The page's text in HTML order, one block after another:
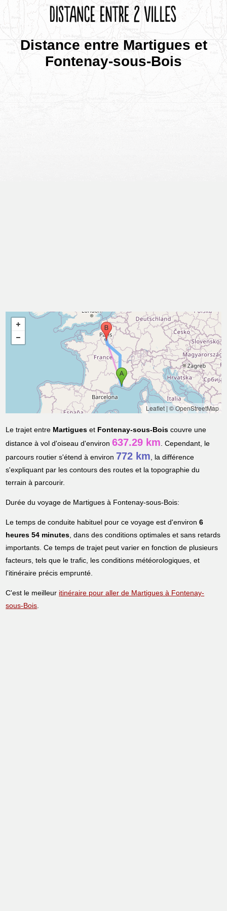
Distance entre Martigues et
Fontenay-sous-Bois
Leaflet|© OpenStreetMap
Le trajet entre Martigues et Fontenay-sous-Bois couvre une
distance à vol d'oiseau d'environ637.29 km. Cependant, le
parcours routier s'étend à environ 772 km, la différence
s'expliquant par les contours des routes et la topographie du
terrain à parcourir.
Durée du voyage de Martigues à Fontenay-sous-Bois:
Le temps de conduite habituel pour ce voyage est d'environ6
heures 54 minutes, dans des conditions optimales et sans retards
importants. Ce temps de trajet peut varier en fonction de plusieurs
facteurs, tels que le trafic, les conditions météorologiques, et
l'itinéraire précis emprunté.
C'est le meilleur itinéraire pour aller de Martigues à Fontenay-
sous-Bois.